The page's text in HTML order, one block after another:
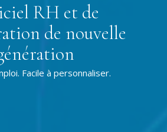
RH et de
de nouvelle
Facile à personnaliser.